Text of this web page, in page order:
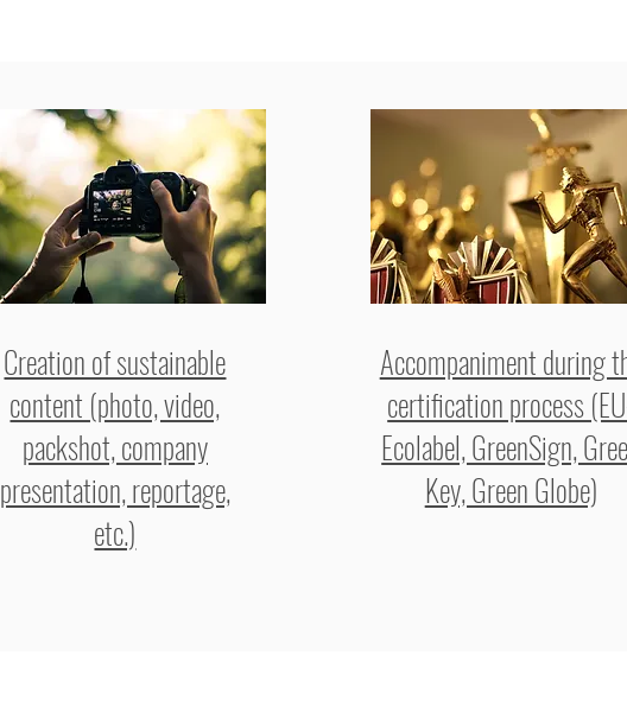
Creation of sustainable
content (photo, video,
packshot, company
presentation, reportage,
etc.)
Accompaniment during
certification process
Ecolabel, GreenSign,
Key, Green Globe)